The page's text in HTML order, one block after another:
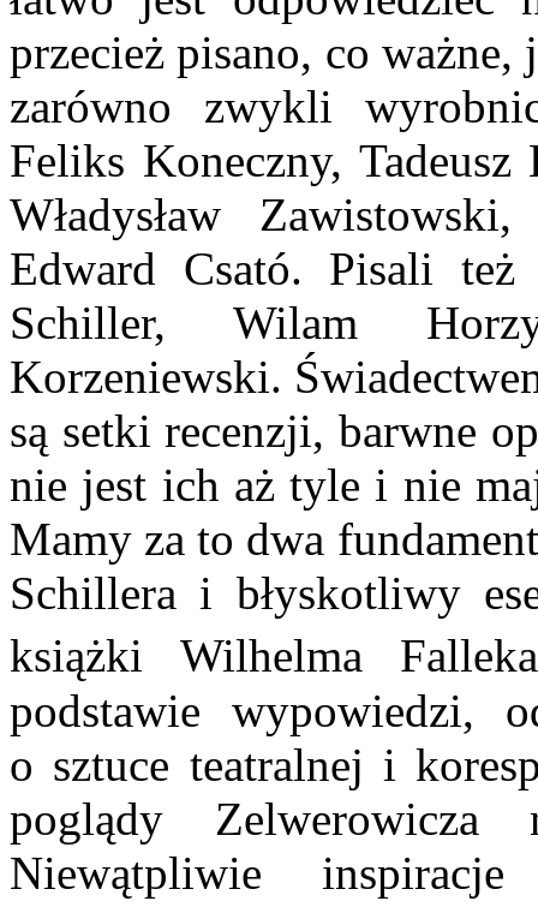
przecież pisano, co
zarówno zwykli
Feliks Koneczny,
Władysław
Edward Csató. Pisali
Schiller, Wilam
Korzeniewski.
są setki recenzji, barwne
nie jest ich aż tyle i nie
Mamy za to dwa
Schillera i błyskotliwy
książki Wilhelma
podstawie wypowiedzi,
o sztuce teatralnej i
poglądy
Niewątpliwie